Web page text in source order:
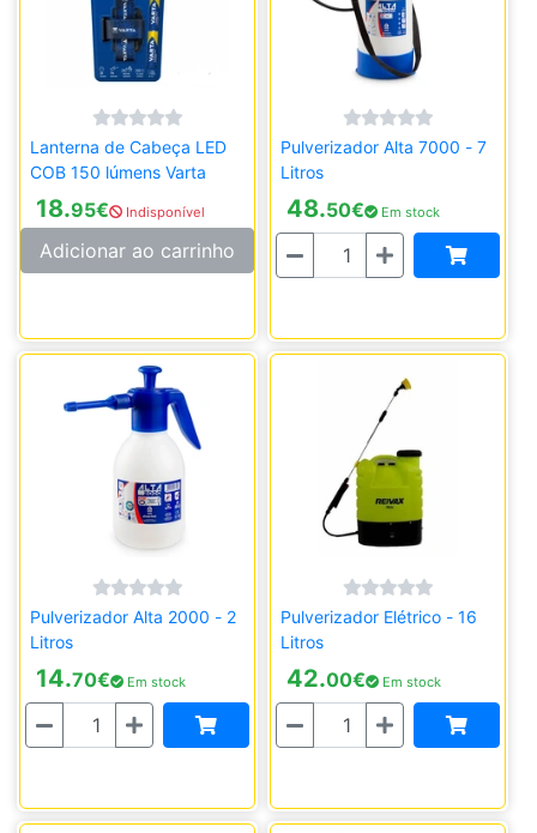
Lanterna de Cabeça LED
COB 150 lúmens Varta
18.95€ Indisponível
Adicionar ao carrinho
Pulverizador Alta 7000 - 7
Litros
48.50€ Em stock
Quantidade
Pulverizador Alta 2000 - 2
Litros
14.70€ Em stock
Quantidade
Pulverizador Elétrico - 16
Litros
42.00€ Em stock
Quantidade